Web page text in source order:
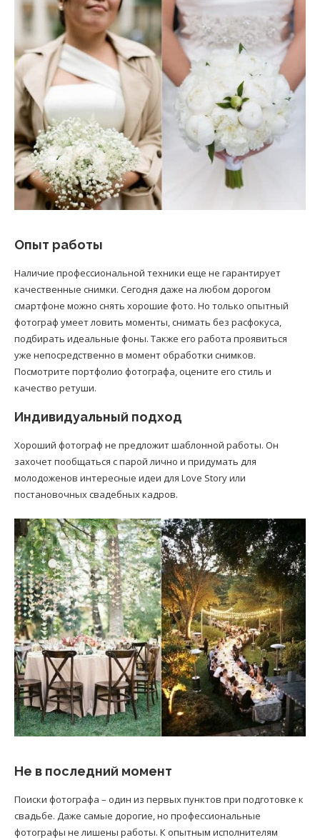
Опыт работы
Наличие профессиональной техники еще не гарантирует
качественные снимки. Сегодня даже на любом дорогом
смартфоне можно снять хорошие фото. Но только опытный
фотограф умеет ловить моменты, снимать без расфокуса,
подбирать идеальные фоны. Также его работа проявиться
уже непосредственно в момент обработки снимков.
Посмотрите портфолио фотографа, оцените его стиль и
качество ретуши.
Индивидуальный подход
Хороший фотограф не предложит шаблонной работы. Он
захочет пообщаться с парой лично и придумать для
молодоженов интересные идеи для Love Story или
постановочных свадебных кадров.
Не в последний момент
Поиски фотографа – один из первых пунктов при подготовке к
свадьбе. Даже самые дорогие, но профессиональные
фотографы не лишены работы. К опытным исполнителям